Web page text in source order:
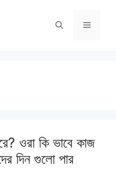
Menu
ওরা কি ভাবে কাজ
দিন গুলো পার